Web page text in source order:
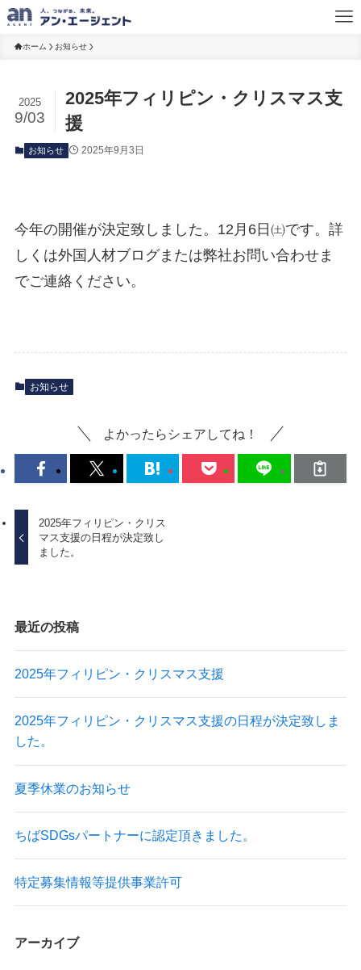
ホーム お知らせ
2025年フィリピン・クリスマス支
援
2025
9/03
お知らせ 2025年9月3日
今年の開催が決定致しました。12月6日㈯です。詳
しくは外国人材ブログまたは弊社お問い合わせま
でご連絡ください。
お知らせ
よかったらシェアしてね！
2025年フィリピン・クリス
マス支援の日程が決定致し
ました。
最近の投稿
2025年フィリピン・クリスマス支援
2025年フィリピン・クリスマス支援の日程が決定致しま
した。
夏季休業のお知らせ
ちばSDGsパートナーに認定頂きました。
特定募集情報等提供事業許可
アーカイブ